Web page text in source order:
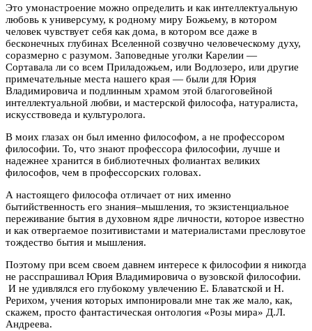
Это умонастроение можно определить и как интеллектуальную
любовь к универсуму, к родному миру Божьему, в котором
человек чувствует себя как дома, в котором все даже в
бесконечных глубинах Вселенной созвучно человеческому духу,
соразмерно с разумом. Заповедные уголки Карелии —
Сортавала ли со всем Приладожьем, или Водлозеро, или другие
примечательные места нашего края — были для Юрия
Владимировича и подлинным храмом этой благоговейной
интеллектуальной любви, и мастерской философа, натуралиста,
искусствоведа и культуролога.
В моих глазах он был именно философом, а не профессором
философии. То, что знают профессора философии, лучше и
надежнее хранится в библиотечных фолиантах великих
философов, чем в профессорских головах.
А настоящего философа отличает от них именно
бытийственность его знания–мышления, то экзистенциальное
переживание бытия в духовном ядре личности, которое известно
и как отвергаемое позитивистами и материалистами пресловутое
тождество бытия и мышления.
Поэтому при всем своем давнем интересе к философии я никогда
не расспрашивал Юрия Владимировича о вузовской философии.
И не удивлялся его глубокому увлечению Е. Блаватской и Н.
Рерихом, учения которых импонировали мне так же мало, как,
скажем, просто фантастическая онтология «Розы мира» Д.Л.
Андреева.